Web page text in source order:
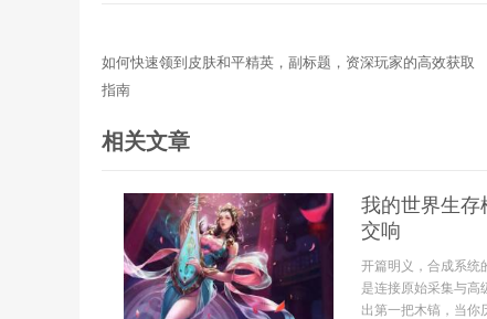
如何快速领到皮肤和平精英，副标题，资深玩家的高效获取
指南
相关文章
我的世界生存
交响
开篇明义，合成系统
是连接原始采集与高
出第一把木镐，当你